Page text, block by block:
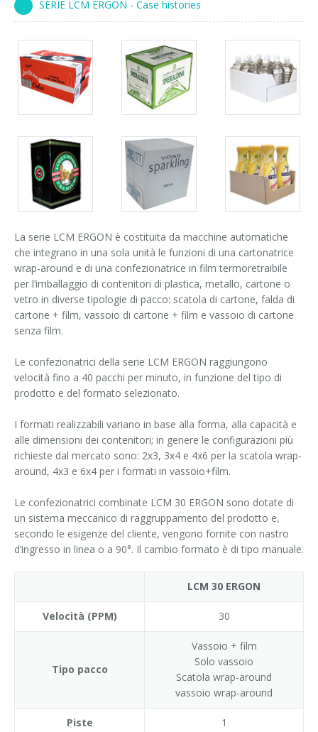
ingresso a 90°
Corsi palettizzatori
SERIE LCM ERGON - Case histories
gallery
Packs
gallery
Packs
gallery
Packs
gallery
Packs
Packs
gallery
La serie LCM ERGON è costituita da macchine automatiche
che integrano in una sola unità le funzioni di una cartonatrice
wrap-around e di una confezionatrice in film termoretraibile
per l’imballaggio di contenitori di plastica, metallo, cartone o
vetro in diverse tipologie di pacco: scatola di cartone, falda di
cartone + film, vassoio di cartone + film e vassoio di cartone
senza film.
Le confezionatrici della serie LCM ERGON raggiungono
velocità fino a 40 pacchi per minuto, in funzione del tipo di
prodotto e del formato selezionato.
I formati realizzabili variano in base alla forma, alla capacità e
alle dimensioni dei contenitori; in genere le configurazioni più
richieste dal mercato sono: 2x3, 3x4 e 4x6 per la scatola wrap-
around, 4x3 e 6x4 per i formati in vassoio+film.
Le confezionatrici combinate LCM 30 ERGON sono dotate di
un sistema meccanico di raggruppamento del prodotto e,
secondo le esigenze del cliente, vengono fornite con nastro
d’ingresso in linea o a 90°. Il cambio formato è di tipo manuale.
LCM 30 ERGON
Velocità (PPM) 30
Tipo pacco
Vassoio + film
Solo vassoio
Scatola wrap-around
vassoio wrap-around
Piste 1